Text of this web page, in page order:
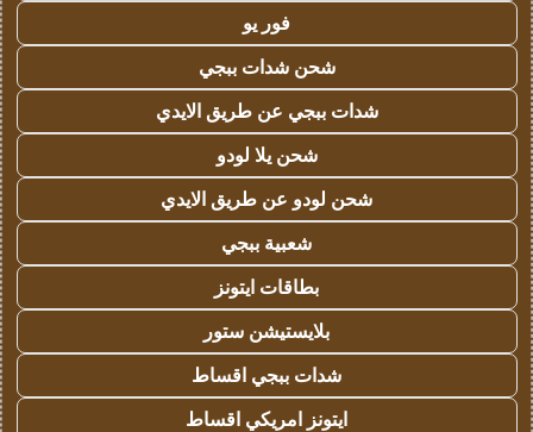
فور يو
شحن شدات ببجي
شدات ببجي عن طريق الايدي
شحن يلا لودو
شحن لودو عن طريق الايدي
شعبية ببجي
بطاقات ايتونز
بلايستيشن ستور
شدات ببجي اقساط
ايتونز امريكي اقساط